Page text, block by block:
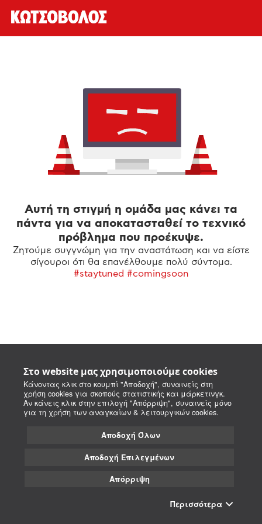
Στο website μας χρησιμοποιούμε cookies
Κάνοντας κλικ στο κουμπί "Αποδοχή", συναινείς στη
χρήση cookies για σκοπούς στατιστικής και μάρκετινγκ.
Αν κάνεις κλικ στην επιλογή "Απόρριψη", συναινείς μόνο
για τη χρήση των αναγκαίων & λειτουργικών cookies.
Αποδοχή Όλων
Αποδοχή Επιλεγμένων
Απόρριψη
Περισσότερα
Αυτή τη στιγμή η ομάδα μας κάνει τα
πάντα για να αποκατασταθεί το τεχνικό
πρόβλημα που προέκυψε.
Ζητούμε συγγνώμη για την αναστάτωση και να είστε
σίγουροι ότι θα επανέλθουμε πολύ σύντομα.
#staytuned #comingsoon